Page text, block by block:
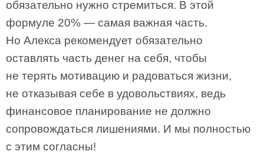
обязательно нужно стремиться. В этой
формуле 20% — самая важная часть.
Но Алекса рекомендует обязательно
оставлять часть денег на себя, чтобы
не терять мотивацию и радоваться жизни,
не отказывая себе в удовольствиях, ведь
финансовое планирование не должно
сопровождаться лишениями. И мы полностью
с этим согласны!